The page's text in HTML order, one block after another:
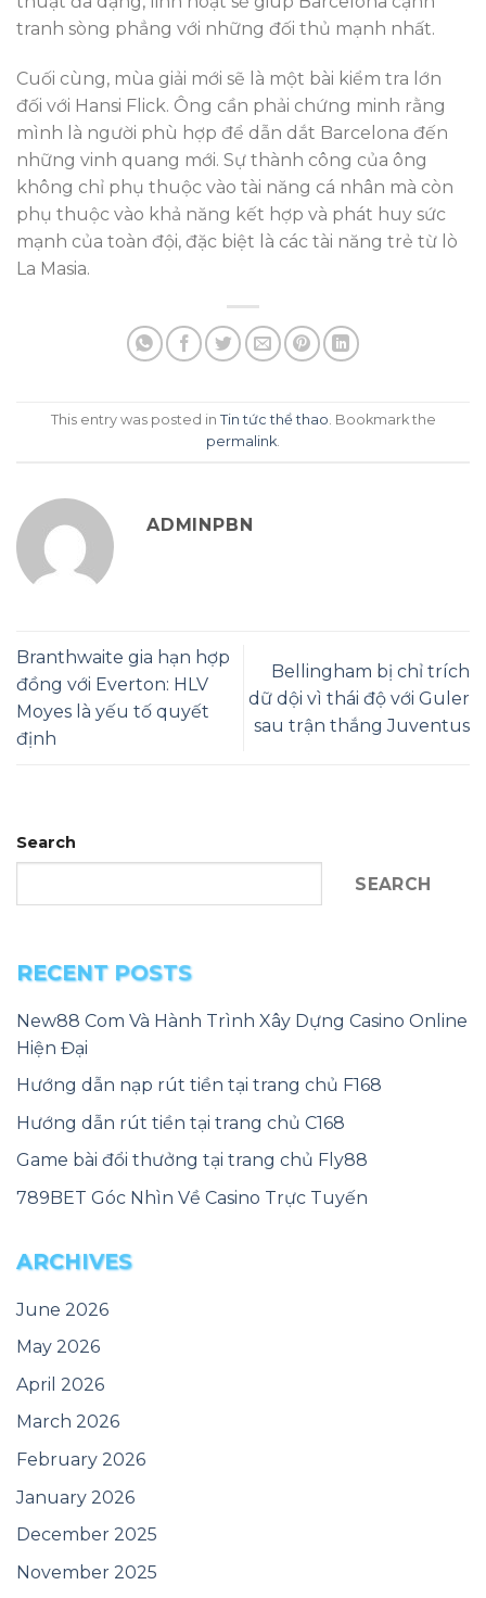
tranh sòng phẳng với những đối thủ mạnh nhất.
Cuối cùng, mùa giải mới sẽ là một bài kiểm tra lớn
đối với Hansi Flick. Ông cần phải chứng minh rằng
mình là người phù hợp để dẫn dắt Barcelona đến
những vinh quang mới. Sự thành công của ông
không chỉ phụ thuộc vào tài năng cá nhân mà còn
phụ thuộc vào khả năng kết hợp và phát huy sức
mạnh của toàn đội, đặc biệt là các tài năng trẻ từ lò
La Masia.
This entry was posted in Tin tức thể thao. Bookmark the
permalink.
ADMINPBN
Branthwaite gia hạn hợp
đồng với Everton: HLV
Moyes là yếu tố quyết
định
Bellingham bị chỉ trích
dữ dội vì thái độ với Guler
sau trận thắng Juventus
Search
SEARCH
RECENT POSTS
New88 Com Và Hành Trình Xây Dựng Casino Online
Hiện Đại
Hướng dẫn nạp rút tiền tại trang chủ F168
Hướng dẫn rút tiền tại trang chủ C168
Game bài đổi thưởng tại trang chủ Fly88
789BET Góc Nhìn Về Casino Trực Tuyến
ARCHIVES
June 2026
May 2026
April 2026
March 2026
February 2026
January 2026
December 2025
November 2025